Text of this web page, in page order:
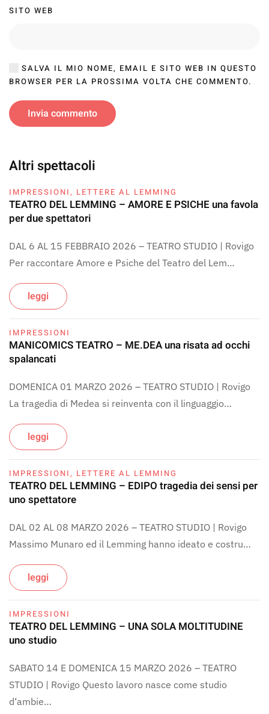
SITO WEB
SALVA IL MIO NOME, EMAIL E SITO WEB IN QUESTO
BROWSER PER LA PROSSIMA VOLTA CHE COMMENTO.
Invia commento
Altri spettacoli
IMPRESSIONI, LETTERE AL LEMMING
TEATRO DEL LEMMING – AMORE E PSICHE una favola
per due spettatori
DAL 6 AL 15 FEBBRAIO 2026 – TEATRO STUDIO | Rovigo
Per raccontare Amore e Psiche del Teatro del Lem…
leggi
IMPRESSIONI
MANICOMICS TEATRO – ME.DEA una risata ad occhi
spalancati
DOMENICA 01 MARZO 2026 – TEATRO STUDIO | Rovigo
La tragedia di Medea si reinventa con il linguaggio…
leggi
IMPRESSIONI, LETTERE AL LEMMING
TEATRO DEL LEMMING – EDIPO tragedia dei sensi per
uno spettatore
DAL 02 AL 08 MARZO 2026 – TEATRO STUDIO | Rovigo
Massimo Munaro ed il Lemming hanno ideato e costru…
leggi
IMPRESSIONI
TEATRO DEL LEMMING – UNA SOLA MOLTITUDINE
uno studio
SABATO 14 E DOMENICA 15 MARZO 2026 – TEATRO
STUDIO | Rovigo Questo lavoro nasce come studio
d‘ambie…